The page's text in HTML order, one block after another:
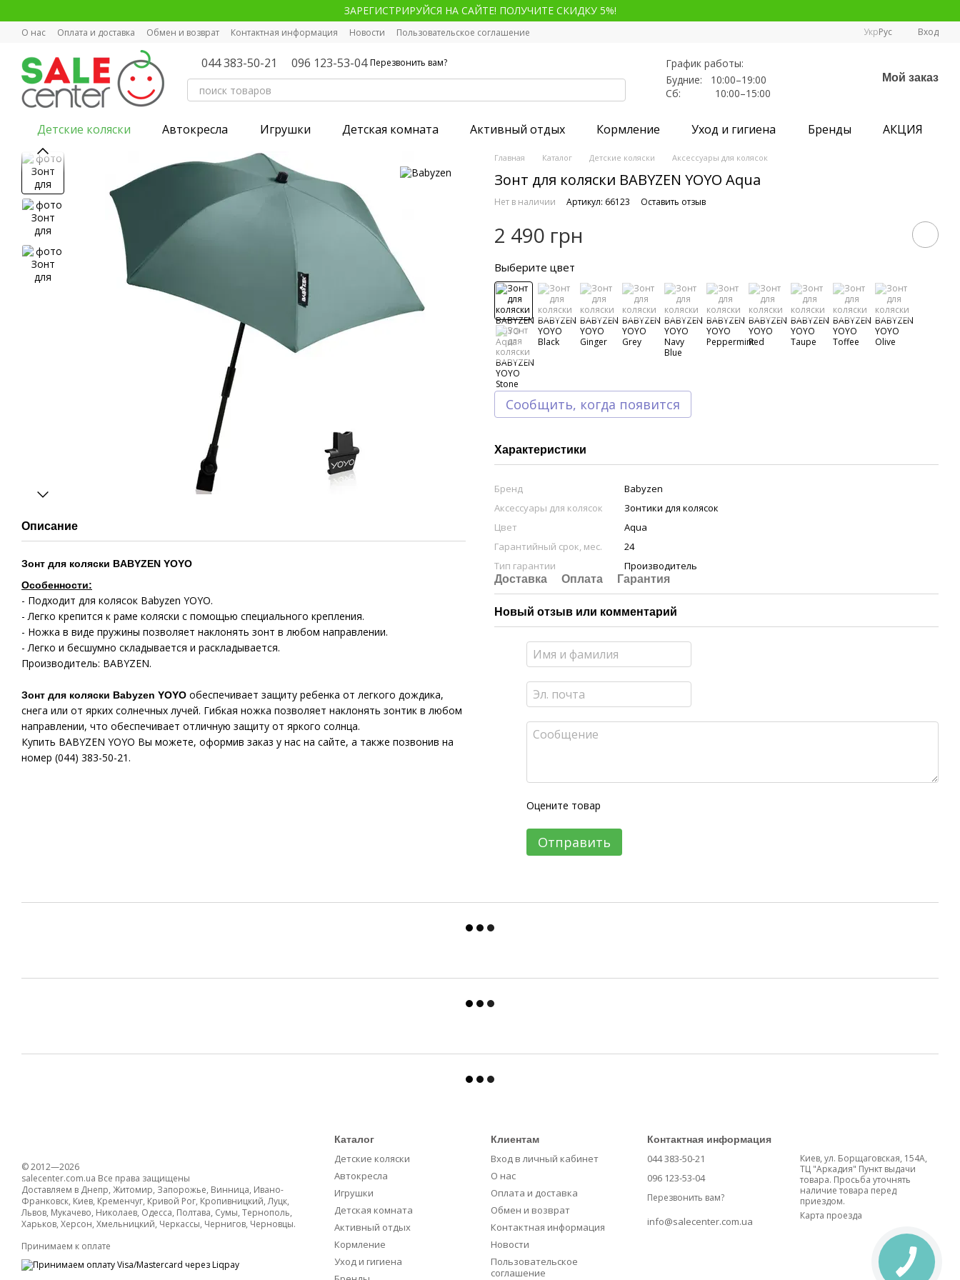
ЗАРЕГИСТРИРУЙСЯ НА САЙТЕ! ПОЛУЧИТЕ СКИДКУ 5%!
О нас Оплата и доставка Обмен и возврат Контактная информация Новости Пользовательское соглашение УкрРус Вход
044 383-50-21 096 123-53-04 Перезвонить вам?
График работы:
Будние: 10:00–19:00
Сб: 10:00–15:00
Мой заказ
Детские коляски Автокресла Игрушки Детская комната Активный отдых Кормление Уход и гигиена Бренды АКЦИЯ
Описание
Зонт для коляски BABYZEN YOYO
Особенности:
- Подходит для колясок Babyzen YOYO.
- Легко крепится к раме коляски c помощью специального крепления.
- Ножка в виде пружины позволяет наклонять зонт в любом направлении.
- Легко и бесшумно складывается и раскладывается.
Производитель: BABYZEN.
Зонт для коляски Babyzen YOYO обеспечивает защиту ребенка от легкого дождика,
снега или от ярких солнечных лучей. Гибкая ножка позволяет наклонять зонтик в любом
направлении, что обеспечивает отличную защиту от яркого солнца.
Купить BABYZEN YOYO Вы можете, оформив заказ у нас на сайте, а также позвонив на
номер (044) 383-50-21.
Главная Каталог Детские коляски Аксессуары для колясок
Зонт для коляски BABYZEN YOYO Aqua
Нет в наличии Артикул: 66123 Оставить отзыв
2 490 грн
Выберите цвет
Сообщить, когда появится
Характеристики
Бренд
Babyzen
Аксессуары для колясок
Зонтики для колясок
Цвет
Aqua
Гарантийный срок, мес.
24
Тип гарантии
Производитель
Доставка Оплата Гарантия
Новый отзыв или комментарий
Оцените товар
Отправить
© 2012—2026
salecenter.com.ua Все права защищены
Доставляем в Днепр, Житомир, Запорожье, Винница, Ивано-
Франковск, Киев, Кременчуг, Кривой Рог, Кропивницкий, Луцк,
Львов, Мукачево, Николаев, Одесса, Полтава, Сумы, Тернополь,
Харьков, Херсон, Хмельницкий, Черкассы, Чернигов, Черновцы.
Принимаем к оплате
Каталог
Детские коляски
Автокресла
Игрушки
Детская комната
Активный отдых
Кормление
Уход и гигиена
Клиентам
Вход в личный кабинет
О нас
Оплата и доставка
Обмен и возврат
Контактная информация
Новости
Пользовательское
соглашение
Контактная информация
044 383-50-21
096 123-53-04
Перезвонить вам?
info@salecenter.com.ua
Киев, ул. Борщаговская, 154А,
ТЦ "Аркадия" Пункт выдачи
товара. Просьба уточнять
наличие товара перед
приездом.
Карта проезда